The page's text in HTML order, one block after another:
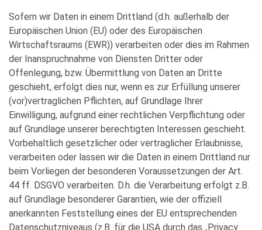
Sofern wir Daten in einem Drittland (d.h. außerhalb der
Europäischen Union (EU) oder des Europäischen
Wirtschaftsraums (EWR)) verarbeiten oder dies im Rahmen
der Inanspruchnahme von Diensten Dritter oder
Offenlegung, bzw. Übermittlung von Daten an Dritte
geschieht, erfolgt dies nur, wenn es zur Erfüllung unserer
(vor)vertraglichen Pflichten, auf Grundlage Ihrer
Einwilligung, aufgrund einer rechtlichen Verpflichtung oder
auf Grundlage unserer berechtigten Interessen geschieht.
Vorbehaltlich gesetzlicher oder vertraglicher Erlaubnisse,
verarbeiten oder lassen wir die Daten in einem Drittland nur
beim Vorliegen der besonderen Voraussetzungen der Art.
44 ff. DSGVO verarbeiten. D.h. die Verarbeitung erfolgt z.B.
auf Grundlage besonderer Garantien, wie der offiziell
anerkannten Feststellung eines der EU entsprechenden
Datenschutzniveaus (z.B. für die USA durch das „Privacy